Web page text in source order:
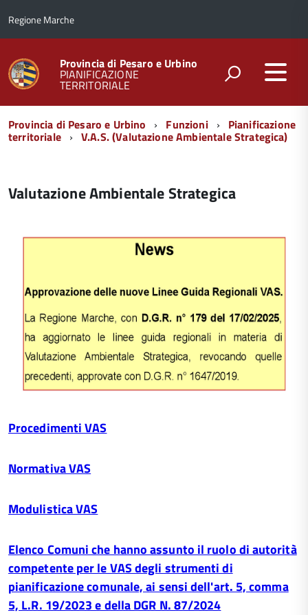
Regione Marche
Provincia di Pesaro e Urbino
PIANIFICAZIONE
TERRITORIALE
Menu
di
Provincia di Pesaro e Urbino Funzioni Pianificazione
territoriale V.A.S. (Valutazione Ambientale Strategica)
Valutazione Ambientale Strategica
Procedimenti VAS
Normativa VAS
Modulistica VAS
Elenco Comuni che hanno assunto il ruolo di autorità
competente per le VAS degli strumenti di
pianificazione comunale, ai sensi dell'art. 5, comma
5, L.R. 19/2023 e della DGR N. 87/2024